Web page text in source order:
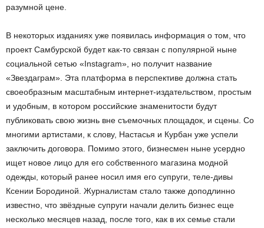
разумной цене.
В некоторых изданиях уже появилась информация о том, что
проект Самбурской будет как-то связан с популярной ныне
социальной сетью «Instagram», но получит название
«Звездаграм». Эта платформа в перспективе должна стать
своеобразным масштабным интернет-издательством, простым
и удобным, в котором российские знаменитости будут
публиковать свою жизнь вне съемочных площадок, и сцены. Со
многими артистами, к слову, Настасья и Курбан уже успели
заключить договора. Помимо этого, бизнесмен ныне усердно
ищет новое лицо для его собственного магазина модной
одежды, который ранее носил имя его супруги, теле-дивы
Ксении Бородиной. Журналистам стало также доподлинно
известно, что звёздные супруги начали делить бизнес еще
несколько месяцев назад, после того, как в их семье стали